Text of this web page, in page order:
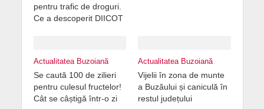
pentru trafic de droguri.
Ce a descoperit DIICOT
Actualitatea Buzoiană
Se caută 100 de zilieri
pentru culesul fructelor!
Cât se câștigă într-o zi
Actualitatea Buzoiană
Vijelii în zona de munte
a Buzăului și caniculă în
restul județului